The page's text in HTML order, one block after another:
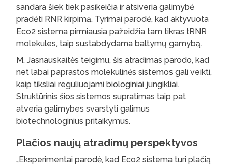
sandara šiek tiek pasikeičia ir atsiveria galimybė
pradėti RNR kirpimą. Tyrimai parodė, kad aktyvuota
Eco2 sistema pirmiausia pažeidžia tam tikras tRNR
molekules, taip sustabdydama baltymų gamybą.
M. Jasnauskaitės teigimu, šis atradimas parodo, kad
net labai paprastos molekulinės sistemos gali veikti,
kaip tiksliai reguliuojami biologiniai jungikliai.
Struktūrinis šios sistemos supratimas taip pat
atveria galimybes svarstyti galimus
biotechnologinius pritaikymus.
Plačios naujų atradimų perspektyvos
„Eksperimentai parodė, kad Eco2 sistema turi plačią